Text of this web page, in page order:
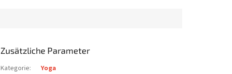
Zusätzliche Parameter
Kategorie:
Yoga